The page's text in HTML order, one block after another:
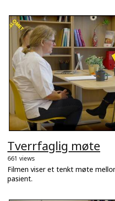
Tverrfaglig møte
661 views
Filmen viser et tenkt møte
pasient.